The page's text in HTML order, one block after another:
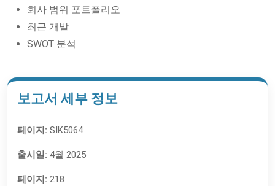
회사 범위 포트폴리오
최근 개발
SWOT 분석
보고서 세부 정보
페이지: SIK5064
출시일: 4월 2025
페이지: 218